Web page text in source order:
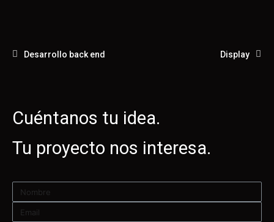
Desarrollo back end Display
Cuéntanos tu idea.
Tu proyecto nos interesa.